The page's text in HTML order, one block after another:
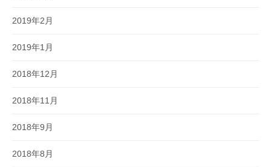
2019年2月
2019年1月
2018年12月
2018年11月
2018年9月
2018年8月